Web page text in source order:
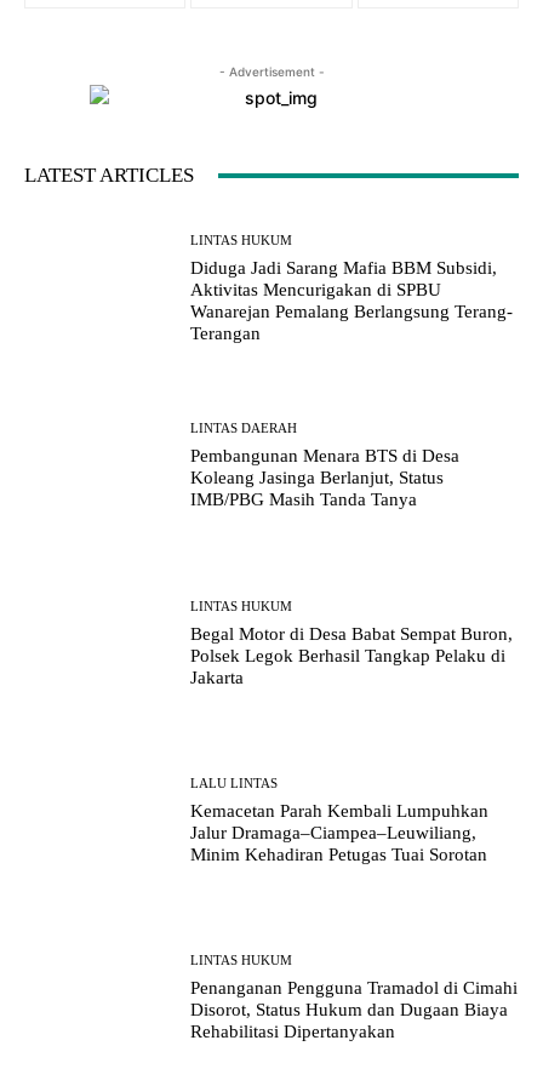
- Advertisement -
LATEST ARTICLES
LINTAS HUKUM
Diduga Jadi Sarang Mafia BBM Subsidi,
Aktivitas Mencurigakan di SPBU
Wanarejan Pemalang Berlangsung Terang-
Terangan
LINTAS DAERAH
Pembangunan Menara BTS di Desa
Koleang Jasinga Berlanjut, Status
IMB/PBG Masih Tanda Tanya
LINTAS HUKUM
Begal Motor di Desa Babat Sempat Buron,
Polsek Legok Berhasil Tangkap Pelaku di
Jakarta
LALU LINTAS
Kemacetan Parah Kembali Lumpuhkan
Jalur Dramaga–Ciampea–Leuwiliang,
Minim Kehadiran Petugas Tuai Sorotan
LINTAS HUKUM
Penanganan Pengguna Tramadol di Cimahi
Disorot, Status Hukum dan Dugaan Biaya
Rehabilitasi Dipertanyakan